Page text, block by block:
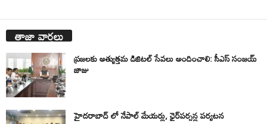
తాజా వార్తలు
ప్రజలకు అత్యుత్తమ డిజిటల్ సేవలు అందించాలి: సీఎస్ సంజయ్
జాజు
హైదరాబాద్ లో నేపాల్ మేయర్లు, ఛైర్‌పర్సన్ల పర్యటన